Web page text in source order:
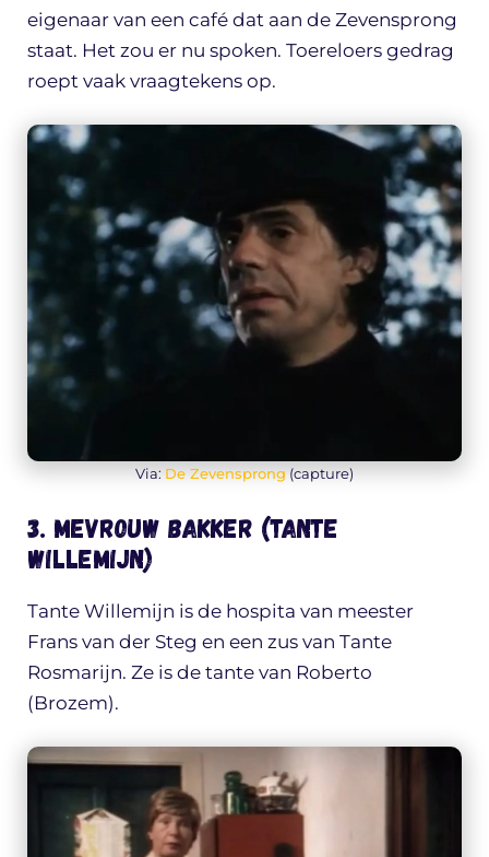
eigenaar van een café dat aan de Zevensprong
staat. Het zou er nu spoken. Toereloers gedrag
roept vaak vraagtekens op.
Via: De Zevensprong (capture)
3. Mevrouw Bakker (Tante
Willemijn)
Tante Willemijn is de hospita van meester
Frans van der Steg en een zus van Tante
Rosmarijn. Ze is de tante van Roberto
(Brozem).